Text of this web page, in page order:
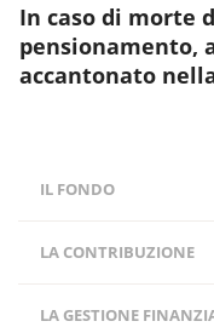
IL FONDO
LA CONTRIBUZIONE
LA GESTIONE
In caso di morte
pensionamento,
accantonato